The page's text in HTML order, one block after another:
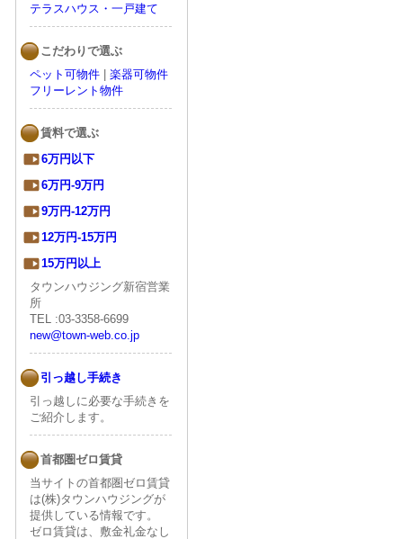
テラスハウス・一戸建て
こだわりで選ぶ
ペット可物件
楽器可物件
フリーレント物件
賃料で選ぶ
6万円以下
6万円-9万円
9万円-12万円
12万円-15万円
15万円以上
タウンハウジング新宿営業
所
TEL :03-3358-6699
new@town-web.co.jp
引っ越し手続き
引っ越しに必要な手続きを
ご紹介します。
首都圏ゼロ賃貸
当サイトの首都圏ゼロ賃貸
は(株)タウンハウジングが
提供している情報です。
ゼロ賃貸は、敷金礼金なし